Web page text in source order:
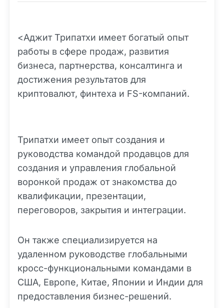
<Аджит Трипатхи имеет богатый опыт
работы в сфере продаж, развития
бизнеса, партнерства, консалтинга и
достижения результатов для
криптовалют, финтеха и FS-компаний.
Трипатхи имеет опыт создания и
руководства командой продавцов для
создания и управления глобальной
воронкой продаж от знакомства до
квалификации, презентации,
переговоров, закрытия и интеграции.
Он также специализируется на
удаленном руководстве глобальными
кросс-функциональными командами в
США, Европе, Китае, Японии и Индии для
предоставления бизнес-решений.